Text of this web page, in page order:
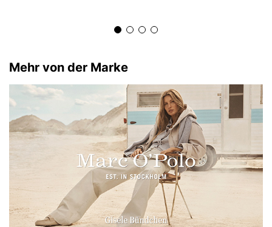
Mehr von der Marke